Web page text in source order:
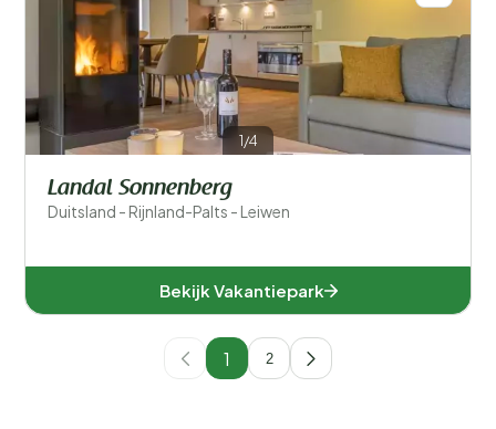
1/4
Landal Sonnenberg
Duitsland - Rijnland-Palts - Leiwen
Bekijk Vakantiepark
1 2